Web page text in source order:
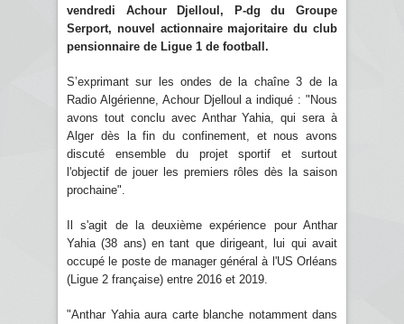
vendredi Achour Djelloul, P-dg du Groupe
Serport, nouvel actionnaire majoritaire du club
pensionnaire de Ligue 1 de football.
S’exprimant sur les ondes de la chaîne 3 de la
Radio Algérienne, Achour Djelloul a indiqué : "Nous
avons tout conclu avec Anthar Yahia, qui sera à
Alger dès la fin du confinement, et nous avons
discuté ensemble du projet sportif et surtout
l'objectif de jouer les premiers rôles dès la saison
prochaine".
Il s'agit de la deuxième expérience pour Anthar
Yahia (38 ans) en tant que dirigeant, lui qui avait
occupé le poste de manager général à l'US Orléans
(Ligue 2 française) entre 2016 et 2019.
"Anthar Yahia aura carte blanche notamment dans